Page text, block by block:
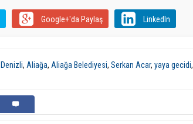
Google+'da Paylaş LinkedIn
Denizli, Aliağa, Aliağa Belediyesi, Serkan Acar, yaya gecidi,